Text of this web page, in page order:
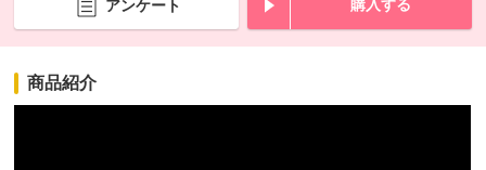
アンケート 購入する
商品紹介